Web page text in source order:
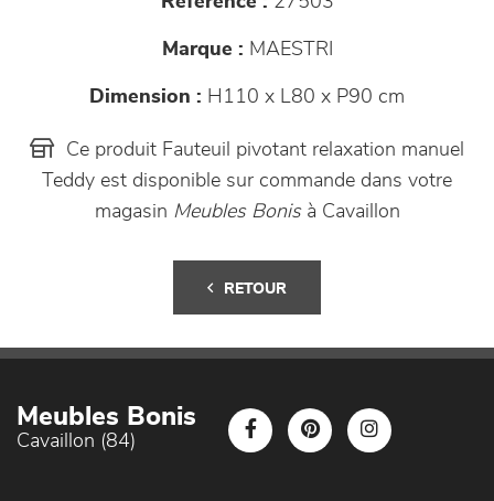
Marque : MAESTRI
Dimension : H110 x L80 x P90 cm
Ce produit Fauteuil pivotant relaxation manuel
Teddy est disponible sur commande dans votre
magasin Meubles Bonisà Cavaillon
RETOUR
Meubles Bonis
Cavaillon (84)